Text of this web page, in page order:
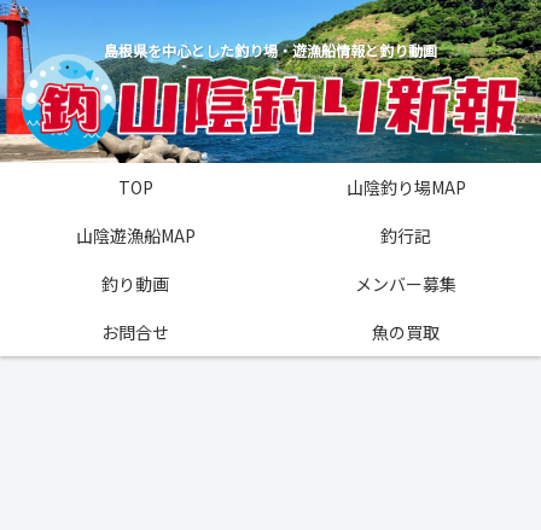
島根県を中心とした釣り場・遊漁船情報と釣り動画
TOP
山陰釣り場MAP
山陰遊漁船MAP
釣行記
釣り動画
メンバー募集
お問合せ
魚の買取